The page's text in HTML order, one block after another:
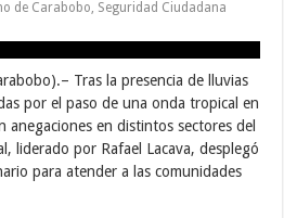
de Carabobo Seguridad Ciudadana
Tras la presencia de lluvias
por el paso de una onda tropical en
anegaciones en distintos sectores del
liderado por Rafael Lacava, desplegó
para atender a las comunidades